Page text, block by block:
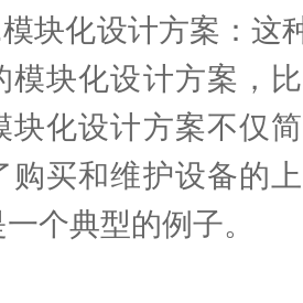
化设计方案：这
模块化设计方案，
块化设计方案不仅
购买和维护设备的
个典型的例子。